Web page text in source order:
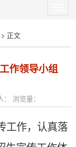
正文
作领导小组
浏览量：
工作，认真落